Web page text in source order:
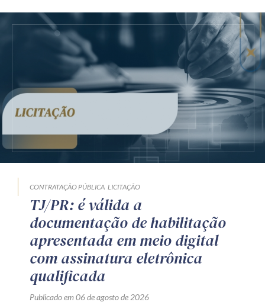
CONTRATAÇÃO PÚBLICA LICITAÇÃO
TJ/PR: é válida a
documentação de habilitação
apresentada em meio digital
com assinatura eletrônica
qualificada
Publicado em 06 de agosto de 2026